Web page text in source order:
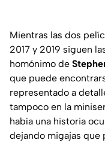
Mientras las dos
2017 y 2019 siguen
homónimo de
que puede
representado a
tampoco en la
había una historia
dejando migajas que